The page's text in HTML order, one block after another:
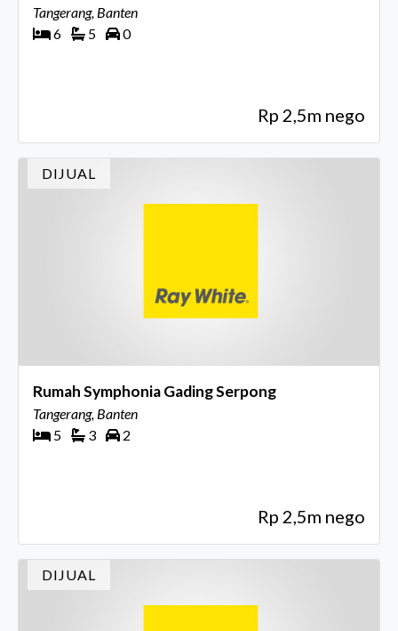
Tangerang, Banten
6
5 0
Rp 2,5m nego
DIJUAL
Rumah Symphonia Gading Serpong
Tangerang, Banten
5
3 2
Rp 2,5m nego
DIJUAL